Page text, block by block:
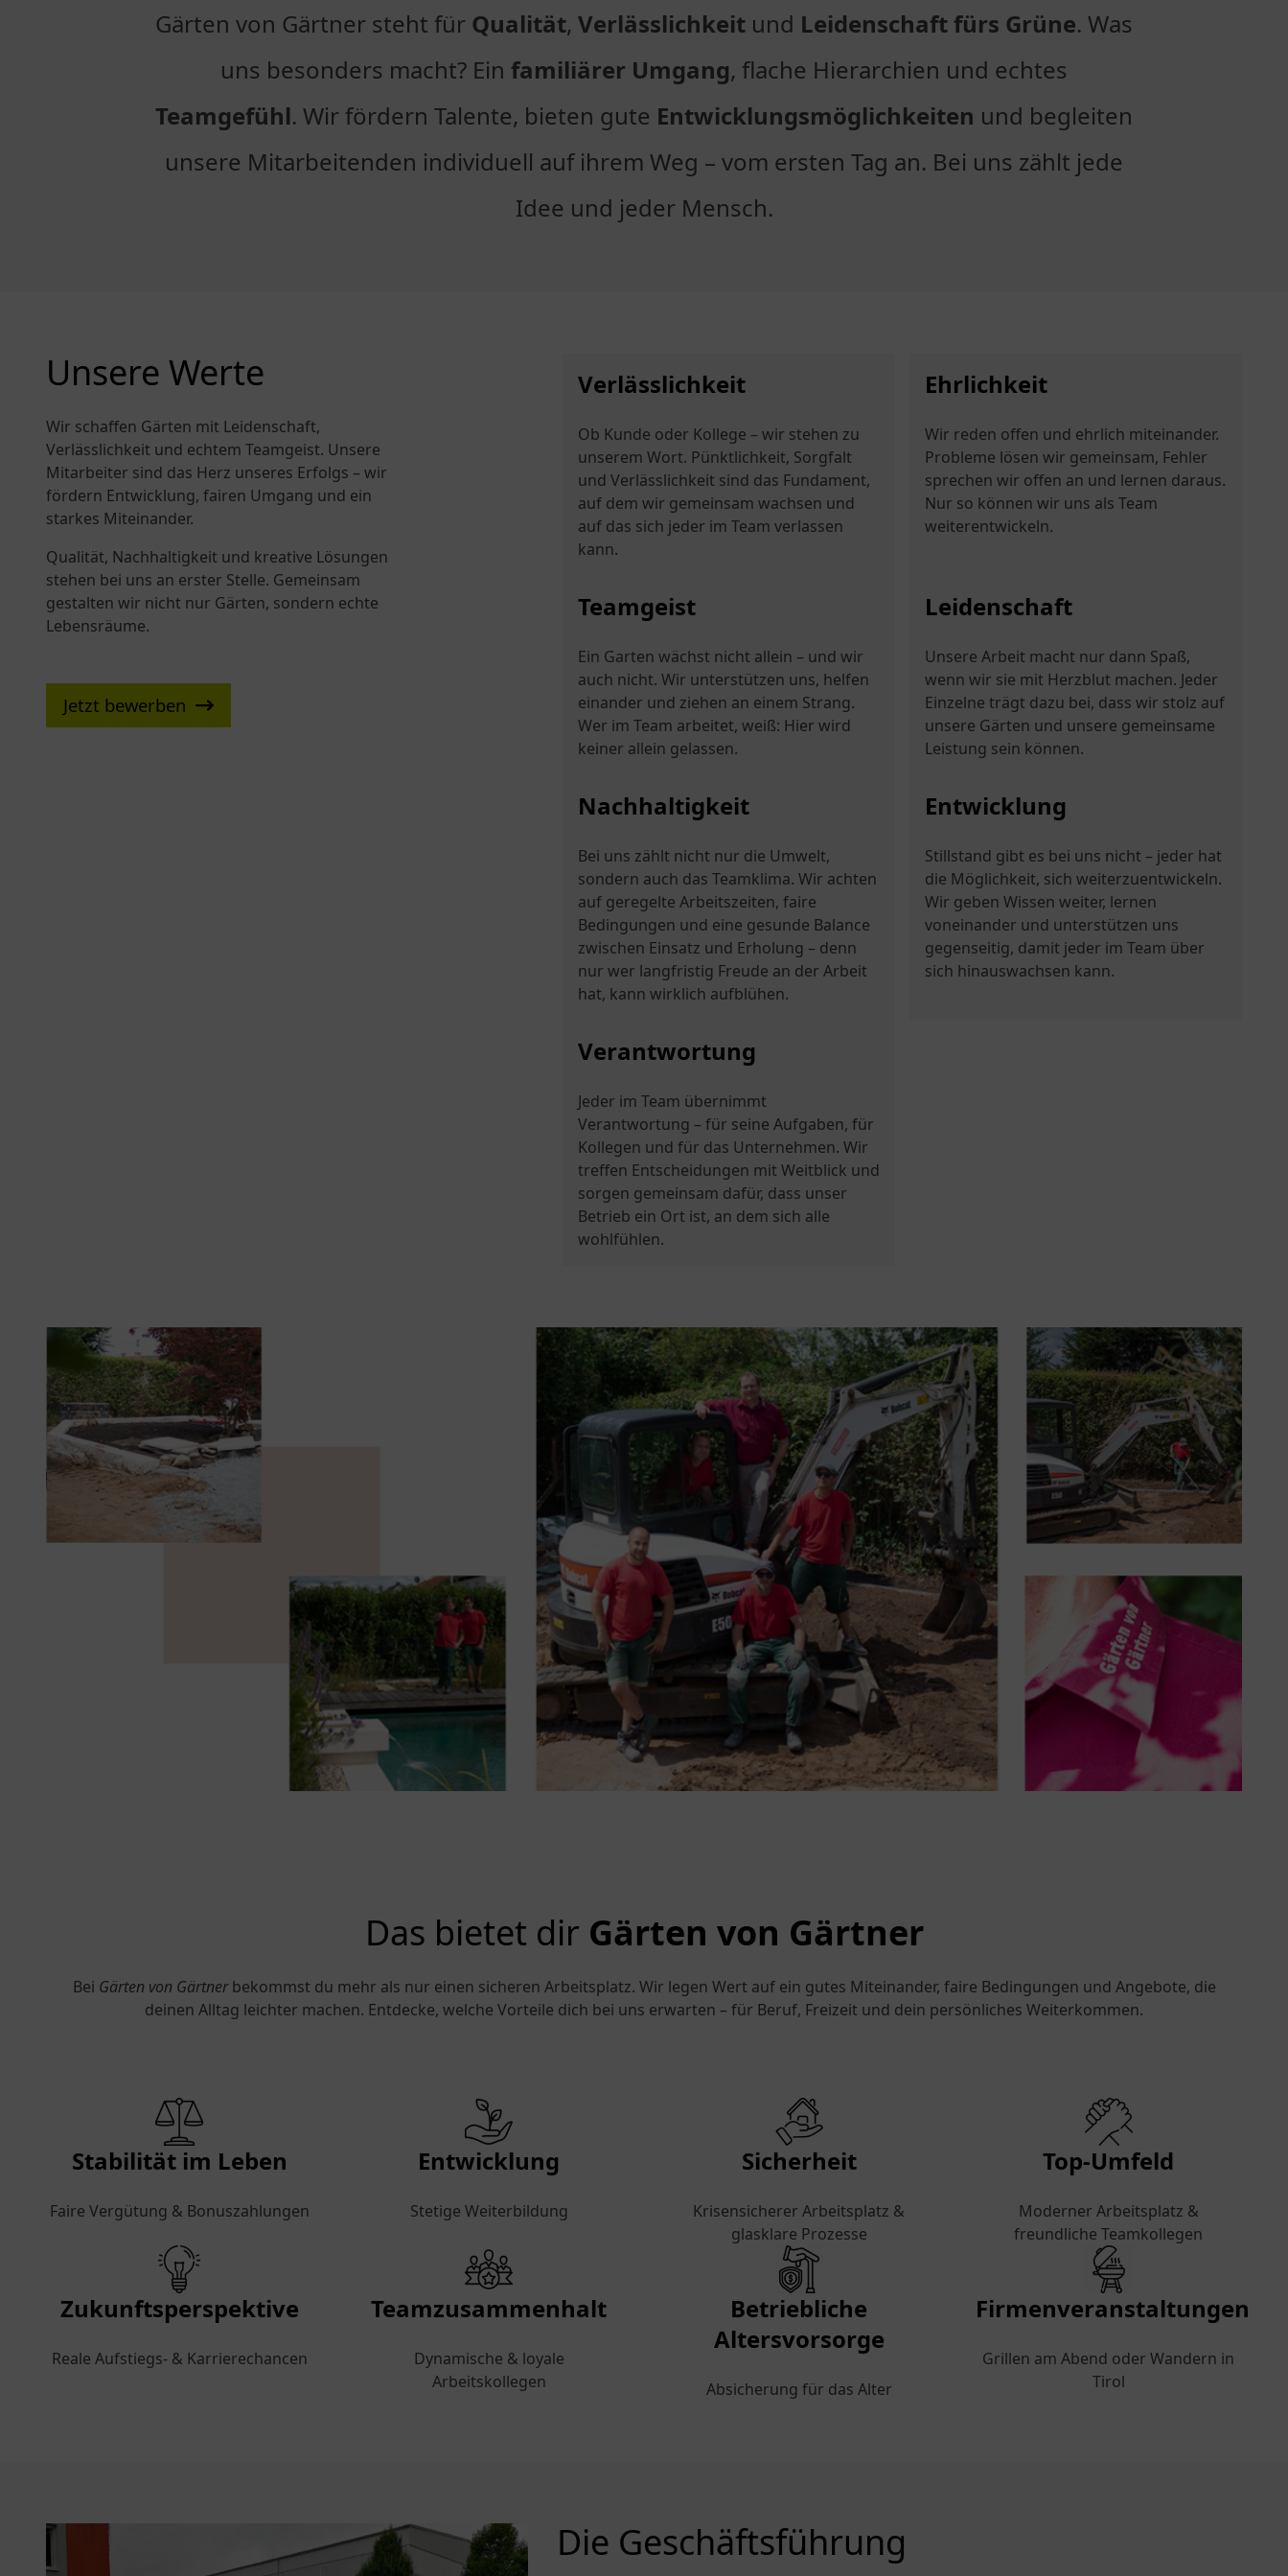
Gärten von Gärtner steht für Qualität, Verlässlichkeit und Leidenschaft fürs Grüne. Was
uns besonders macht? Ein familiärer Umgang, flache Hierarchien und echtes
Teamgefühl. Wir fördern Talente, bieten gute Entwicklungsmöglichkeiten und begleiten
unsere Mitarbeitenden individuell auf ihrem Weg – vom ersten Tag an. Bei uns zählt jede
Idee und jeder Mensch.
Unsere Werte
Wir schaffen Gärten mit Leidenschaft,
Verlässlichkeit und echtem Teamgeist. Unsere
Mitarbeiter sind das Herz unseres Erfolgs – wir
fördern Entwicklung, fairen Umgang und ein
starkes Miteinander.
Qualität, Nachhaltigkeit und kreative Lösungen
stehen bei uns an erster Stelle. Gemeinsam
gestalten wir nicht nur Gärten, sondern echte
Lebensräume.
Jetzt bewerben
Verlässlichkeit
Ob Kunde oder Kollege – wir stehen zu
unserem Wort. Pünktlichkeit, Sorgfalt
und Verlässlichkeit sind das Fundament,
auf dem wir gemeinsam wachsen und
auf das sich jeder im Team verlassen
kann.
Ehrlichkeit
Wir reden offen und ehrlich miteinander.
Probleme lösen wir gemeinsam, Fehler
sprechen wir offen an und lernen daraus.
Nur so können wir uns als Team
weiterentwickeln.
Teamgeist
Ein Garten wächst nicht allein – und wir
auch nicht. Wir unterstützen uns, helfen
einander und ziehen an einem Strang.
Wer im Team arbeitet, weiß: Hier wird
keiner allein gelassen.
Leidenschaft
Unsere Arbeit macht nur dann Spaß,
wenn wir sie mit Herzblut machen. Jeder
Einzelne trägt dazu bei, dass wir stolz auf
unsere Gärten und unsere gemeinsame
Leistung sein können.
Nachhaltigkeit
Bei uns zählt nicht nur die Umwelt,
sondern auch das Teamklima. Wir achten
auf geregelte Arbeitszeiten, faire
Bedingungen und eine gesunde Balance
zwischen Einsatz und Erholung – denn
nur wer langfristig Freude an der Arbeit
hat, kann wirklich aufblühen.
Entwicklung
Stillstand gibt es bei uns nicht – jeder hat
die Möglichkeit, sich weiterzuentwickeln.
Wir geben Wissen weiter, lernen
voneinander und unterstützen uns
gegenseitig, damit jeder im Team über
sich hinauswachsen kann.
Verantwortung
Jeder im Team übernimmt
Verantwortung – für seine Aufgaben, für
Kollegen und für das Unternehmen. Wir
treffen Entscheidungen mit Weitblick und
sorgen gemeinsam dafür, dass unser
Betrieb ein Ort ist, an dem sich alle
wohlfühlen.
Das bietet dir Gärten von Gärtner
Bei Gärten von Gärtnerbekommst du mehr als nur einen sicheren Arbeitsplatz. Wir legen Wert auf ein gutes Miteinander, faire Bedingungen und Angebote, die
deinen Alltag leichter machen. Entdecke, welche Vorteile dich bei uns erwarten – für Beruf, Freizeit und dein persönliches Weiterkommen.
Stabilität im Leben
Faire Vergütung & Bonuszahlungen
Entwicklung
Stetige Weiterbildung
Sicherheit
Krisensicherer Arbeitsplatz &
glasklare Prozesse
Top-Umfeld
Moderner Arbeitsplatz &
freundliche Teamkollegen
Zukunftsperspektive
Reale Aufstiegs- & Karrierechancen
Teamzusammenhalt
Dynamische & loyale
Arbeitskollegen
Betriebliche
Altersvorsorge
Absicherung für das Alter
Firmenveranstaltungen
Grillen am Abend oder Wandern in
Tirol
Die Geschäftsführung